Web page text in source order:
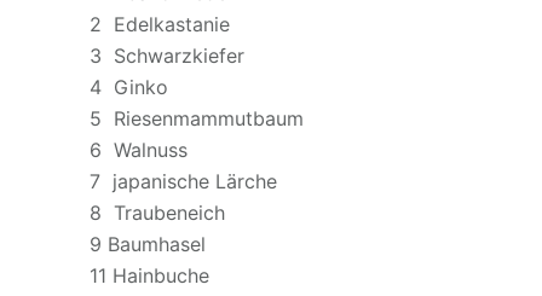
2 Edelkastanie
3 Schwarzkiefer
4 Ginko
5 Riesenmammutbaum
6 Walnuss
7 japanische Lärche
8 Traubeneich
9 Baumhasel
11 Hainbuche